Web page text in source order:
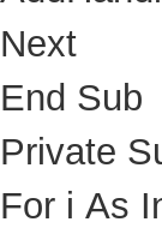
Next
End Sub
Private
For i As